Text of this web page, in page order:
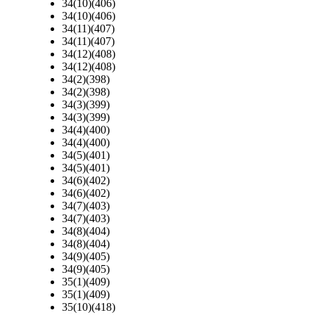
34(10)(406)
34(10)(406)
34(11)(407)
34(11)(407)
34(12)(408)
34(12)(408)
34(2)(398)
34(2)(398)
34(3)(399)
34(3)(399)
34(4)(400)
34(4)(400)
34(5)(401)
34(5)(401)
34(6)(402)
34(6)(402)
34(7)(403)
34(7)(403)
34(8)(404)
34(8)(404)
34(9)(405)
34(9)(405)
35(1)(409)
35(1)(409)
35(10)(418)